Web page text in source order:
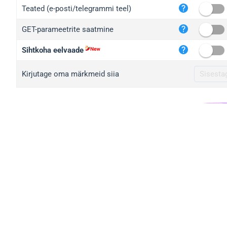
Teated (e-posti/telegrammi teel)
GET-parameetrite saatmine
Sihtkoha eelvaade
Kirjutage oma märkmeid siia